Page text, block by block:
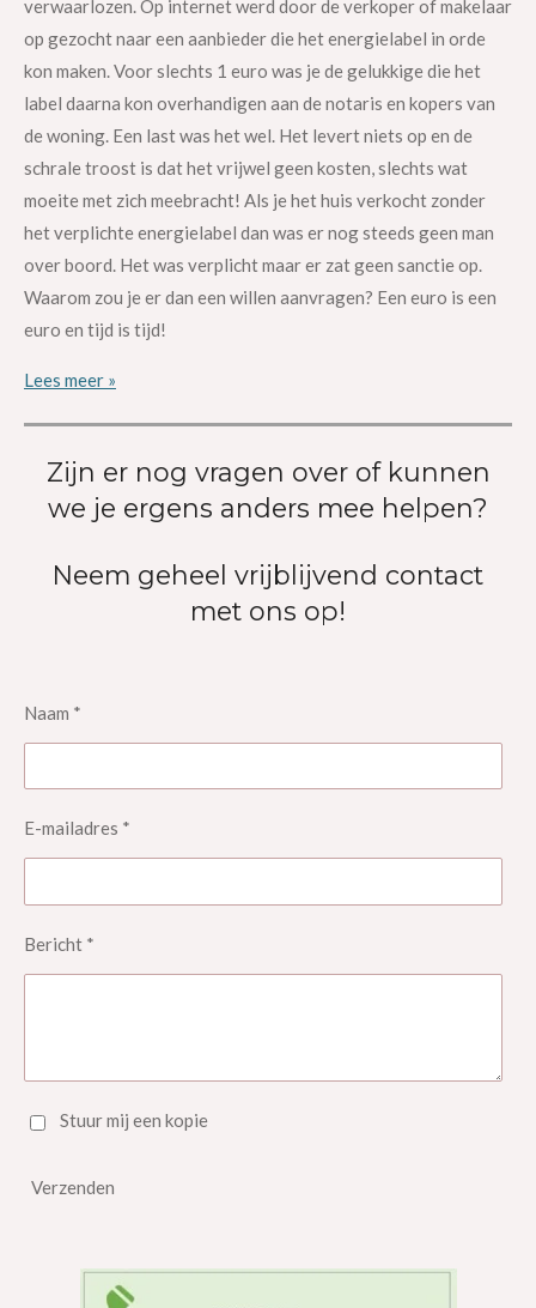
verwaarlozen. Op internet werd door de verkoper of makelaar
op gezocht naar een aanbieder die het energielabel in orde
kon maken. Voor slechts 1 euro was je de gelukkige die het
label daarna kon overhandigen aan de notaris en kopers van
de woning. Een last was het wel. Het levert niets op en de
schrale troost is dat het vrijwel geen kosten, slechts wat
moeite met zich meebracht! Als je het huis verkocht zonder
het verplichte energielabel dan was er nog steeds geen man
over boord. Het was verplicht maar er zat geen sanctie op.
Waarom zou je er dan een willen aanvragen? Een euro is een
euro en tijd is tijd!
Lees meer »
Zijn er nog vragen over of kunnen
we je ergens anders mee helpen?
Neem geheel vrijblijvend contact
met ons op!
Naam *
E-mailadres *
Bericht *
Stuur mij een kopie
Verzenden